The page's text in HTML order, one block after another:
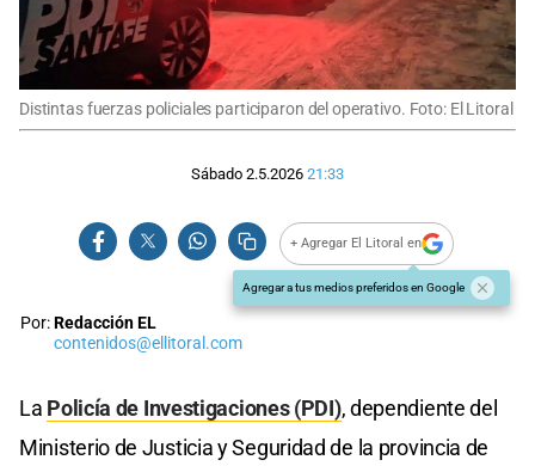
Distintas fuerzas policiales participaron del operativo. Foto: El Litoral
Sábado 2.5.2026 21:33
+ Agregar El Litoral en
Agregar a tus medios preferidos en Google
Por:Redacción EL
contenidos@ellitoral.com
La Policía de Investigaciones (PDI), dependiente del
Ministerio de Justicia y Seguridad de la provincia de